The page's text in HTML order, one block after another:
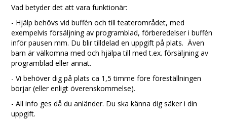
Vad betyder det att vara funktionär:
- Hjälp behövs vid buffén och till teaterområdet, med
exempelvis försäljning av programblad, förberedelser i buffén
inför pausen mm. Du blir tilldelad en uppgift på plats. Även
barn är välkomna med och hjälpa till med t.ex. försäljning av
programblad eller annat.
- Vi behöver dig på plats ca 1,5 timme före föreställningen
börjar (eller enligt överenskommelse).
- All info ges då du anländer. Du ska känna dig säker i din
uppgift.